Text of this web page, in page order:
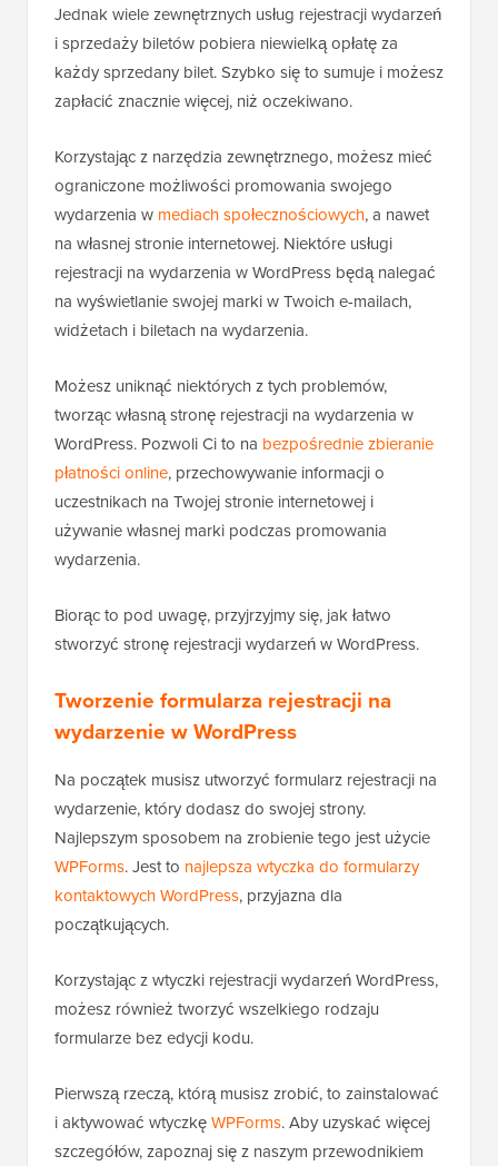
Jednak wiele zewnętrznych usług rejestracji wydarzeń
i sprzedaży biletów pobiera niewielką opłatę za
każdy sprzedany bilet. Szybko się to sumuje i możesz
zapłacić znacznie więcej, niż oczekiwano.
Korzystając z narzędzia zewnętrznego, możesz mieć
ograniczone możliwości promowania swojego
wydarzenia w mediach społecznościowych, a nawet
na własnej stronie internetowej. Niektóre usługi
rejestracji na wydarzenia w WordPress będą nalegać
na wyświetlanie swojej marki w Twoich e-mailach,
widżetach i biletach na wydarzenia.
Możesz uniknąć niektórych z tych problemów,
tworząc własną stronę rejestracji na wydarzenia w
WordPress. Pozwoli Ci to na bezpośrednie zbieranie
płatności online, przechowywanie informacji o
uczestnikach na Twojej stronie internetowej i
używanie własnej marki podczas promowania
wydarzenia.
Biorąc to pod uwagę, przyjrzyjmy się, jak łatwo
stworzyć stronę rejestracji wydarzeń w WordPress.
Tworzenie formularza rejestracji na
wydarzenie w WordPress
Na początek musisz utworzyć formularz rejestracji na
wydarzenie, który dodasz do swojej strony.
Najlepszym sposobem na zrobienie tego jest użycie
WPForms. Jest to najlepsza wtyczka do formularzy
kontaktowych WordPress, przyjazna dla
początkujących.
Korzystając z wtyczki rejestracji wydarzeń WordPress,
możesz również tworzyć wszelkiego rodzaju
formularze bez edycji kodu.
Pierwszą rzeczą, którą musisz zrobić, to zainstalować
i aktywować wtyczkęWPForms. Aby uzyskać więcej
szczegółów, zapoznaj się z naszym przewodnikiem